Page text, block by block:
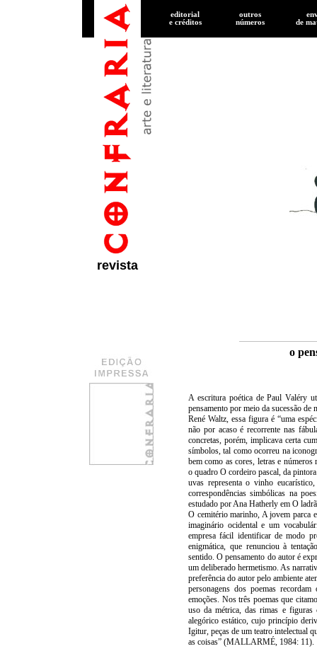
revista
editorial
e créditos
outros
números
de
o
A escritura poética de Paul Valéry
pensamento por meio da sucessão
René Waltz, essa figura é “uma
não por acaso é recorrente nas
concretas, porém, implicava certa
símbolos, tal como ocorreu na
bem como as cores, letras e
o quadro O cordeiro pascal, da
uvas representa o vinho
correspondências simbólicas na
estudado por Ana Hatherly em O
O cemitério marinho, A jovem parca
imaginário ocidental e um
empresa fácil identificar de modo
enigmática, que renunciou à
sentido. O pensamento do autor é
um deliberado hermetismo. As
preferência do autor pelo ambiente
personagens dos poemas
emoções. Nos três poemas que
uso da métrica, das rimas e figuras
alegórico estático, cujo princípio
Igitur, peças de um teatro intelectual
as coisas” (MALLARMÉ, 1984: 11).